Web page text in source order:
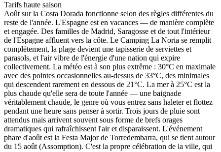
Tarifs haute saison
Août sur la Costa Dorada fonctionne selon des règles différentes du
reste de l'année. L'Espagne est en vacances — de manière complète
et engagée. Des familles de Madrid, Saragosse et de tout l'intérieur
de l'Espagne affluent vers la côte. Le Camping La Noria se remplit
complètement, la plage devient une tapisserie de serviettes et
parasols, et l'air vibre de l'énergie d'une nation qui expire
collectivement. La météo est à son plus extrême : 30°C en maximale
avec des pointes occasionnelles au-dessus de 33°C, des minimales
qui descendent rarement en dessous de 21°C. La mer à 25°C est la
plus chaude qu'elle sera de toute l'année — une baignade
véritablement chaude, le genre où vous entrez sans haleter et flottez
pendant une heure sans penser à sortir. Trois jours de pluie sont
attendus mais arrivent souvent sous forme de brefs orages
dramatiques qui rafraîchissent l'air et disparaissent. L'événement
phare d'août est la Festa Major de Torredembarra, qui se tient autour
du 15 août (Assomption). C'est la propre célébration de la ville, qui